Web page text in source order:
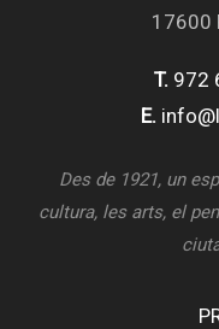
17600
T. 972
E.
Des de 1921, un
cultura, les arts, el